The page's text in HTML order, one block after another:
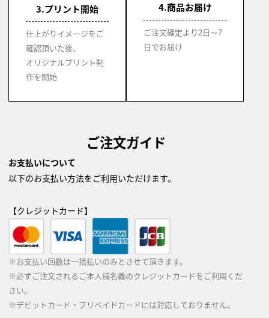
3.プリント開始
仕上がりイメージをご
確認頂いた後、
オリジナルプリント制
作を開始
4.商品お届け
ご注文確定より2日～7
日でお届け
ご注文ガイド
お支払いについて
以下のお支払い方法をご利用いただけます。
【クレジットカード】
※お支払い回数は一括払いのみとさせて頂きます。
※必ずご注文されるご本人様名義のクレジットカードをご利用くだ
さい。
※デビットカード・プリペイドカードには対応しておりません。